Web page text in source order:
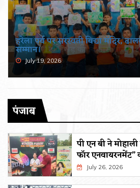
हरेला पर्व पर सरस्वती विद्या मंदिर,
सम्मान।
July 19, 2026
पंजाब
पी एन बी ने
फॉर
July 26, 2026